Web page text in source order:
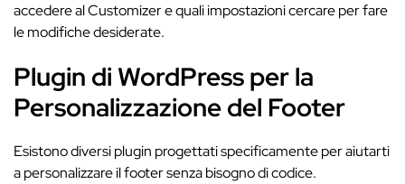
accedere al Customizer e quali impostazioni cercare per fare
le modifiche desiderate.
Plugin di WordPress per la
Personalizzazione del Footer
Esistono diversi plugin progettati specificamente per aiutarti
a personalizzare il footer senza bisogno di codice.